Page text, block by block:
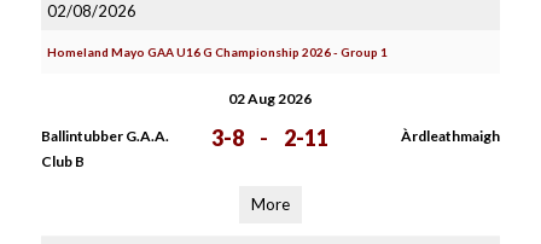
02/08/2026
Homeland Mayo GAA U16 G Championship 2026 - Group 1
02 Aug 2026
Ballintubber G.A.A.
Club B
3-8 - 2-11 Àrdleathmaigh
More